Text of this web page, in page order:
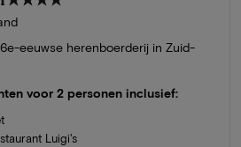
eeuwse herenboerderij in Zuid-
voor 2 personen inclusief:
Luigi's